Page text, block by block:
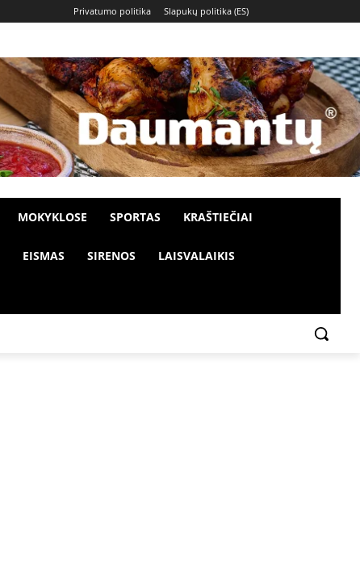
Privatumo politika Slapukų politika (ES)
MOKYKLOSE SPORTAS KRAŠTIEČIAI
EISMAS SIRENOS LAISVALAIKIS